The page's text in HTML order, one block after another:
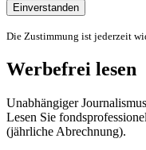
Einverstanden
Die Zustimmung ist jederzeit
Werbefrei lesen
Unabhängiger
Lesen Sie
(jährliche Abrechnung).